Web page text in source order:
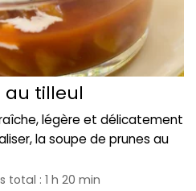
au tilleul
légère et délicatement
la soupe de prunes au
total : 1 h 20 min